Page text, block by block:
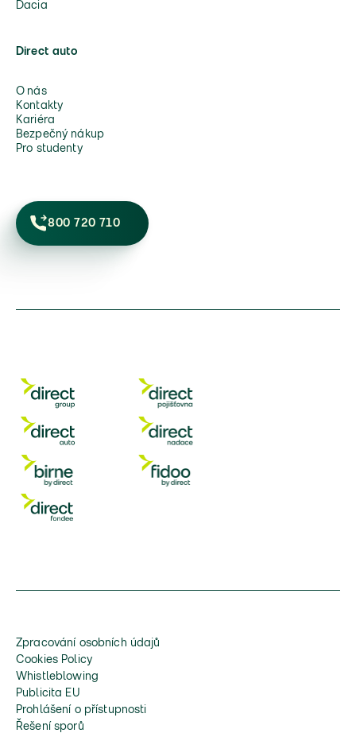
Dacia
Direct auto
O nás
Kontakty
Kariéra
Bezpečný nákup
Pro studenty
800 720 710
Zpracování osobních údajů
Cookies Policy
Whistleblowing
Publicita EU
Prohlášení o přístupnosti
Řešení sporů